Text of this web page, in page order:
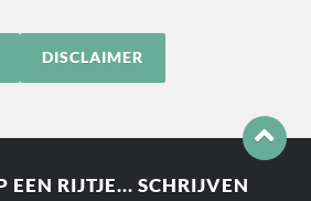
DISCLAIMER
EEN RIJTJE... SCHRIJVEN